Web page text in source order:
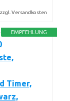
Versandkosten
EMPFEHLUNG
Timer,